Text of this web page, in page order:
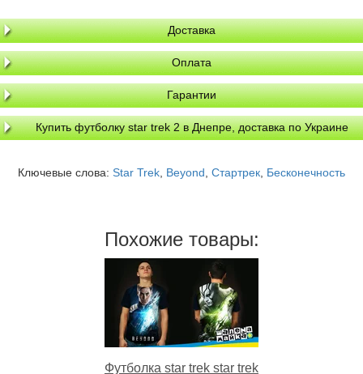
Доставка
Оплата
Гарантии
Купить футболку star trek 2 в Днепре, доставка по Украине
Ключевые слова: Star Trek Beyond Стартрек Бесконечность
Похожие товары:
Футболка star trek star trek